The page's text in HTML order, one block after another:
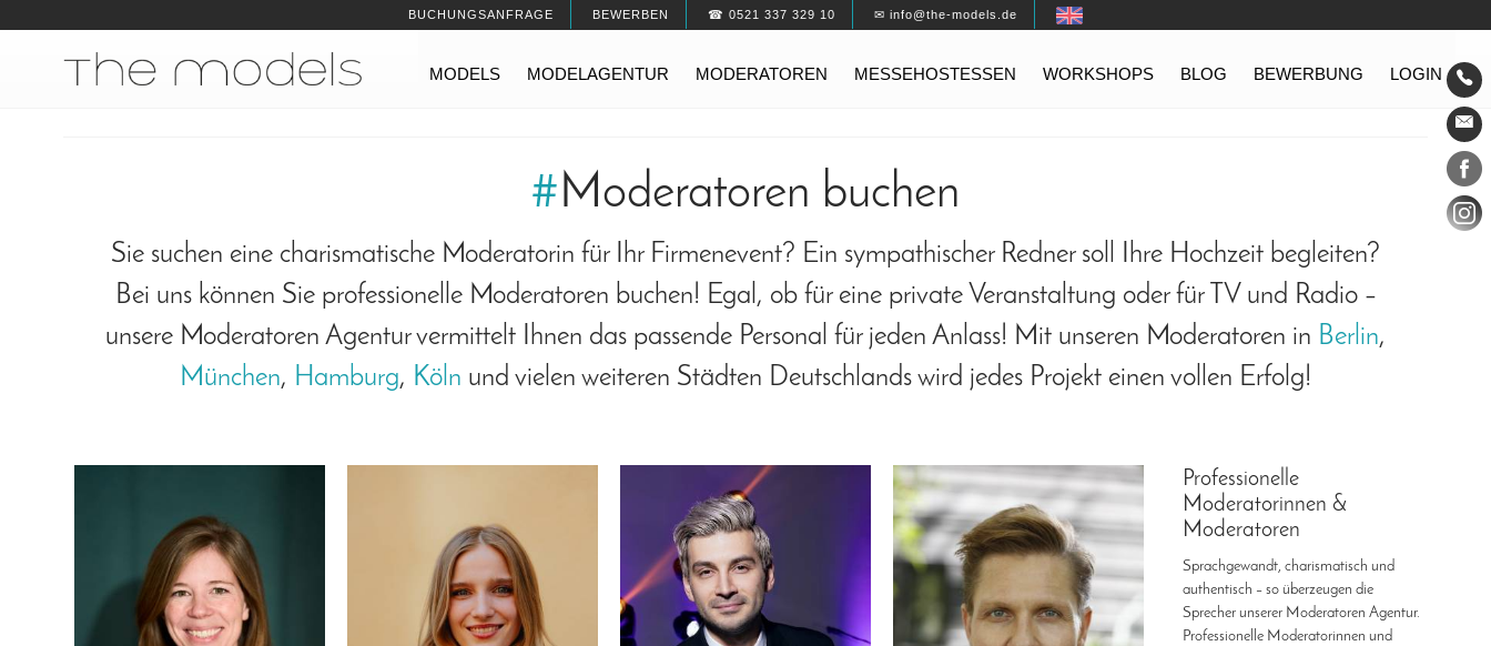
BUCHUNGSANFRAGE BEWERBEN ☎ 0521 337 329 10 ✉ info@the-models.de
Navigation
MODELS MODELAGENTUR MODERATOREN MESSEHOSTESSEN WORKSHOPS BLOG BEWERBUNG LOGIN
#Moderatoren buchen
Sie suchen eine charismatische Moderatorin für Ihr Firmenevent? Ein sympathischer Redner soll Ihre Hochzeit begleiten?
Bei uns können Sie professionelle Moderatoren buchen! Egal, ob für eine private Veranstaltung oder für TV und Radio –
unsere Moderatoren Agentur vermittelt Ihnen das passende Personal für jeden Anlass! Mit unseren Moderatoren in Berlin,
München, Hamburg, Köln und vielen weiteren Städten Deutschlands wird jedes Projekt einen vollen Erfolg!
Professionelle
Moderatorinnen &
Moderatoren
Sprachgewandt, charismatisch und
authentisch – so überzeugen die
Sprecher unserer Moderatoren Agentur.
Professionelle Moderatorinnen und